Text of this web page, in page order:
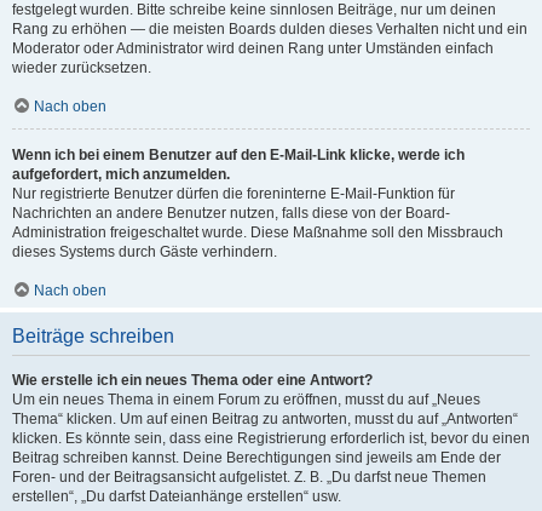
festgelegt wurden. Bitte schreibe keine sinnlosen Beiträge, nur um deinen
Rang zu erhöhen — die meisten Boards dulden dieses Verhalten nicht und ein
Moderator oder Administrator wird deinen Rang unter Umständen einfach
wieder zurücksetzen.
Nach oben
Wenn ich bei einem Benutzer auf den E-Mail-Link klicke, werde ich
aufgefordert, mich anzumelden.
Nur registrierte Benutzer dürfen die foreninterne E-Mail-Funktion für
Nachrichten an andere Benutzer nutzen, falls diese von der Board-
Administration freigeschaltet wurde. Diese Maßnahme soll den Missbrauch
dieses Systems durch Gäste verhindern.
Nach oben
Beiträge schreiben
Wie erstelle ich ein neues Thema oder eine Antwort?
Um ein neues Thema in einem Forum zu eröffnen, musst du auf „Neues
Thema“ klicken. Um auf einen Beitrag zu antworten, musst du auf „Antworten“
klicken. Es könnte sein, dass eine Registrierung erforderlich ist, bevor du einen
Beitrag schreiben kannst. Deine Berechtigungen sind jeweils am Ende der
Foren- und der Beitragsansicht aufgelistet. Z. B. „Du darfst neue Themen
erstellen“, „Du darfst Dateianhänge erstellen“ usw.